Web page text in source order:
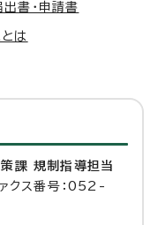
書・申請書
は
課 規制指導担当
ス番号：052-